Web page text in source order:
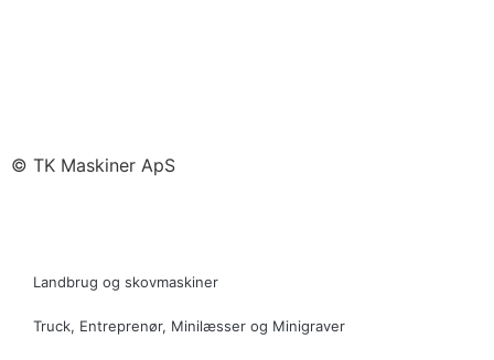
© TK Maskiner ApS
Landbrug og skovmaskiner
Truck, Entreprenør, Minilæsser og Minigraver